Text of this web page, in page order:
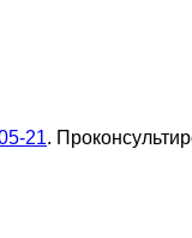
21.